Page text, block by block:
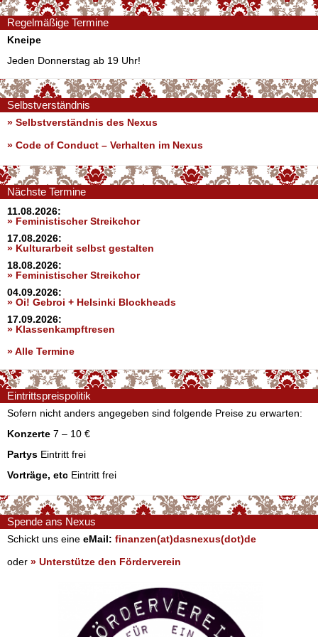
Regelmäßige Termine
Kneipe
Jeden Donnerstag ab 19 Uhr!
Selbstverständnis
» Selbstverständnis des Nexus
» Code of Conduct – Verhalten im Nexus
Nächste Termine
11.08.2026:
» Feministischer Streikchor
17.08.2026:
» Kulturarbeit selbst gestalten
18.08.2026:
» Feministischer Streikchor
04.09.2026:
» Oi! Gebroi + Helsinki Blockheads
17.09.2026:
» Klassenkampftresen
» Alle Termine
Eintrittspreispolitik
Sofern nicht anders angegeben sind folgende Preise zu erwarten:
Konzerte 7 – 10 €
Partys Eintritt frei
Vorträge, etc Eintritt frei
Spende ans Nexus
Schickt uns eine eMail: finanzen(at)dasnexus(dot)de
oder » Unterstütze den Förderverein